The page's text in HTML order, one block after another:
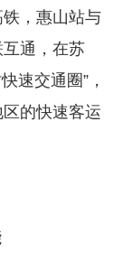
，惠山站与
通，在苏
速交通圈”，
的快速客运